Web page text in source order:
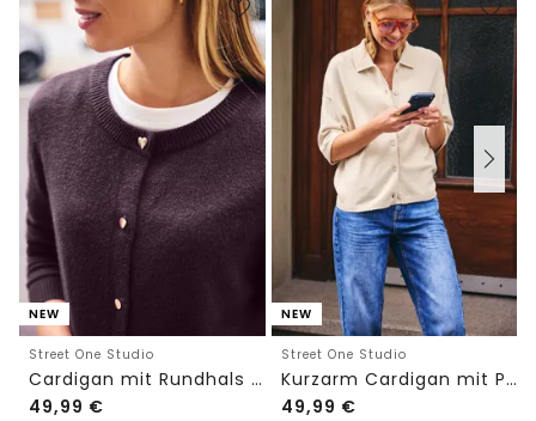
NEW
Street One Studio
Cardigan mit Rundhals und Knöpfen
49,99 €
NEW
Street One Studio
Kurzarm Cardigan mit Polokragen
49,99 €